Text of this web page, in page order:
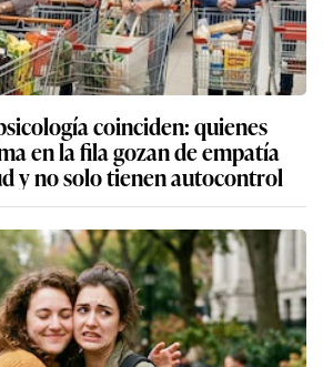
coinciden: quienes
en la fila gozan de empatía
y no solo tienen autocontrol